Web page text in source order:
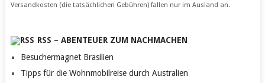
Versandkosten (die tatsächlichen Gebühren) fallen nur im Ausland an.
RSS – ABENTEUER ZUM NACHMACHEN
Besuchermagnet Brasilien
Tipps für die Wohnmobilreise durch Australien